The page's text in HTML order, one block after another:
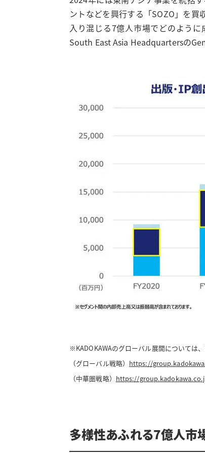
ントなどを興行する「SOZO」を
入り混じる7億人市場でどのよう
South East Asia Headquartersの
※KADOKAWAのグローバル展開については
（グローバル戦略） https://
（中華圏戦略） https://
多様性あふれる7億人市